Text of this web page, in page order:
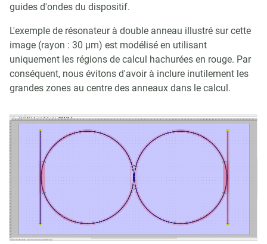
guides d'ondes du dispositif.
L'exemple de résonateur à double anneau illustré sur cette
image (rayon : 30 µm) est modélisé en utilisant
uniquement les régions de calcul hachurées en rouge. Par
conséquent, nous évitons d'avoir à inclure inutilement les
grandes zones au centre des anneaux dans le calcul.